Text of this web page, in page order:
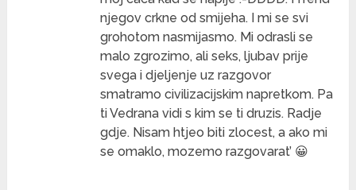
njegov crkne od smijeha. I mi se svi
grohotom nasmijasmo. Mi odrasli se
malo zgrozimo, ali seks, ljubav prije
svega i djeljenje uz razgovor
smatramo civilizacijskim napretkom. Pa
ti Vedrana vidi s kim se ti druzis. Radje
gdje. Nisam htjeo biti zlocest, a ako mi
se omaklo, mozemo razgovarat’ 😀